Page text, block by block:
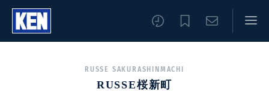
RUSSE SAKURASHINMACHI
RUSSE桜新町